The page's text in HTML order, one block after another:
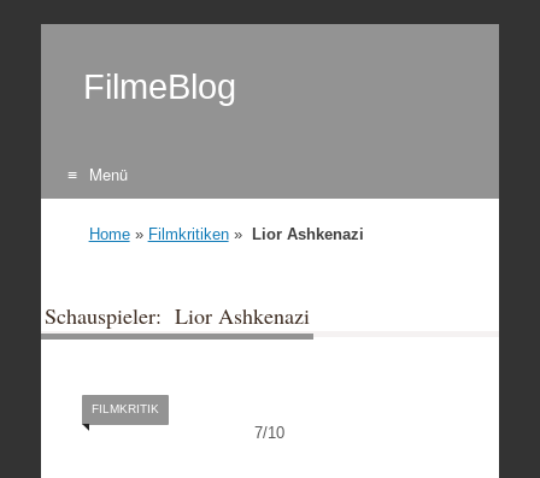
FilmeBlog
Menü
Home» Filmkritiken» Lior Ashkenazi
Schauspieler: Lior Ashkenazi
7/10
FILMKRITIK